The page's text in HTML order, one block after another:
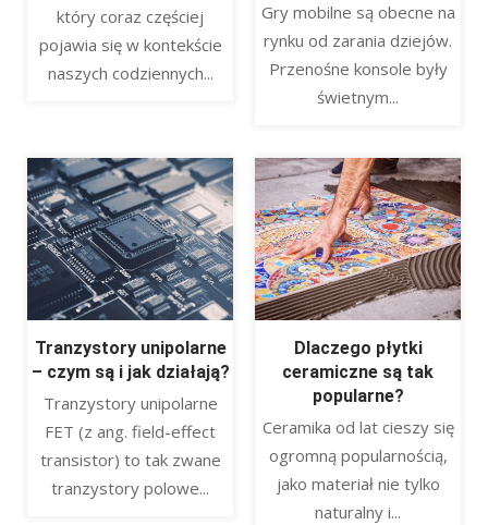
który coraz częściej
pojawia się w kontekście
naszych codziennych...
Gry mobilne są obecne na
rynku od zarania dziejów.
Przenośne konsole były
świetnym...
Tranzystory unipolarne
– czym są i jak działają?
​Tranzystory unipolarne
FET (z ang. field-effect
transistor) to tak zwane
tranzystory polowe...
Dlaczego płytki
ceramiczne są tak
popularne?
Ceramika od lat cieszy się
ogromną popularnością,
jako materiał nie tylko
naturalny i...